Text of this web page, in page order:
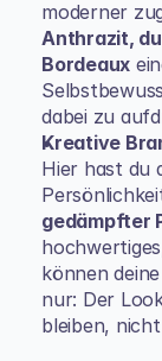
Anthrazit,
Bordeaux
dabei zu
Kreative
Hier hast du
gedämpfter
können
nur: Der
bleiben,